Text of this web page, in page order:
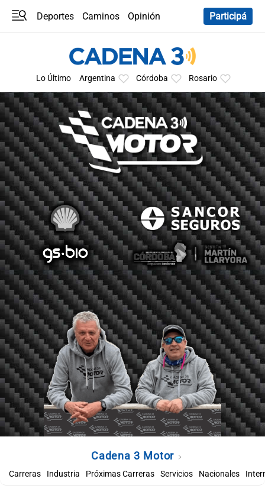
Deportes Caminos
Opinión
Participá
Lo Último Argentina Córdoba Rosario
Cadena 3 Motor
Carreras Industria Próximas Carreras Servicios Nacionales